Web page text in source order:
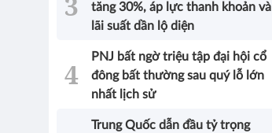
tăng 30%, áp lực thanh khoản và
lãi suất dần lộ diện
PNJ bất ngờ triệu tập đại hội cổ
đông bất thường sau quý lỗ lớn
nhất lịch sử
Trung Quốc dẫn đầu tỷ trọng